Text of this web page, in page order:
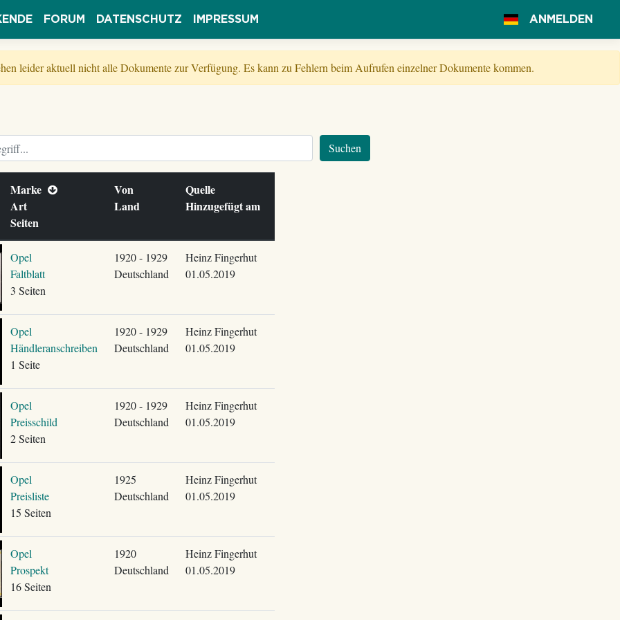
FORUM DATENSCHUTZ IMPRESSUM ANMELDEN
leider aktuell nicht alle Dokumente zur Verfügung. Es kann zu Fehlern beim Aufrufen einzelner Dokumente kommen.
Suchen
Marke
Art
Seiten
Von
Land
Quelle
Hinzugefügt am
Opel
Faltblatt
3 Seiten
1920 - 1929
Deutschland
Heinz Fingerhut
01.05.2019
Opel
Händleranschreiben
1 Seite
1920 - 1929
Deutschland
Heinz Fingerhut
01.05.2019
Opel
Preisschild
2 Seiten
1920 - 1929
Deutschland
Heinz Fingerhut
01.05.2019
Opel
Preisliste
15 Seiten
1925
Deutschland
Heinz Fingerhut
01.05.2019
Opel
Prospekt
16 Seiten
1920
Deutschland
Heinz Fingerhut
01.05.2019